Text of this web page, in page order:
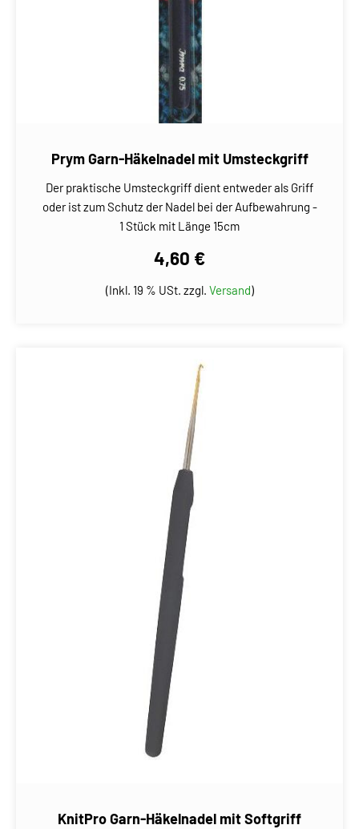
Prym Garn-Häkelnadel mit Umsteckgriff
Der praktische Umsteckgriff dient entweder als Griff
oder ist zum Schutz der Nadel bei der Aufbewahrung -
1 Stück mit Länge 15cm
4,60 €
(Inkl. 19 % USt. zzgl. Versand)
KnitPro Garn-Häkelnadel mit Softgriff